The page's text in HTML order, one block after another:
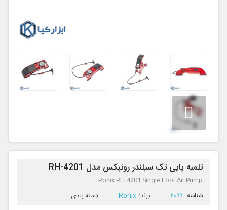
تلمبه پایی تک سیلندر رونیکس مدل RH-4201
Ronix RH-4201 Single Foot Air Pump
ﺷﻨﺎﺳﻪ: 2099 ﺑﺮﻧﺪ: Ronix ﺩﺳﺘﻪ ﺑﻨﺪی: